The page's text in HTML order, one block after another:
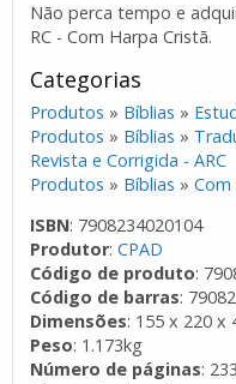
Não perca tempo e
RC - Com Harpa Cristã.
Categorias
Produtos » Bíblias »
Produtos » Bíblias »
Revista e Corrigida - ARC
Produtos » Bíblias »Com
ISBN: 7908234020104
Produtor:CPAD
Código de produto:
Código de barras:
Dimensões: 155 x 220 x
Peso: 1.173kg
Número de páginas: